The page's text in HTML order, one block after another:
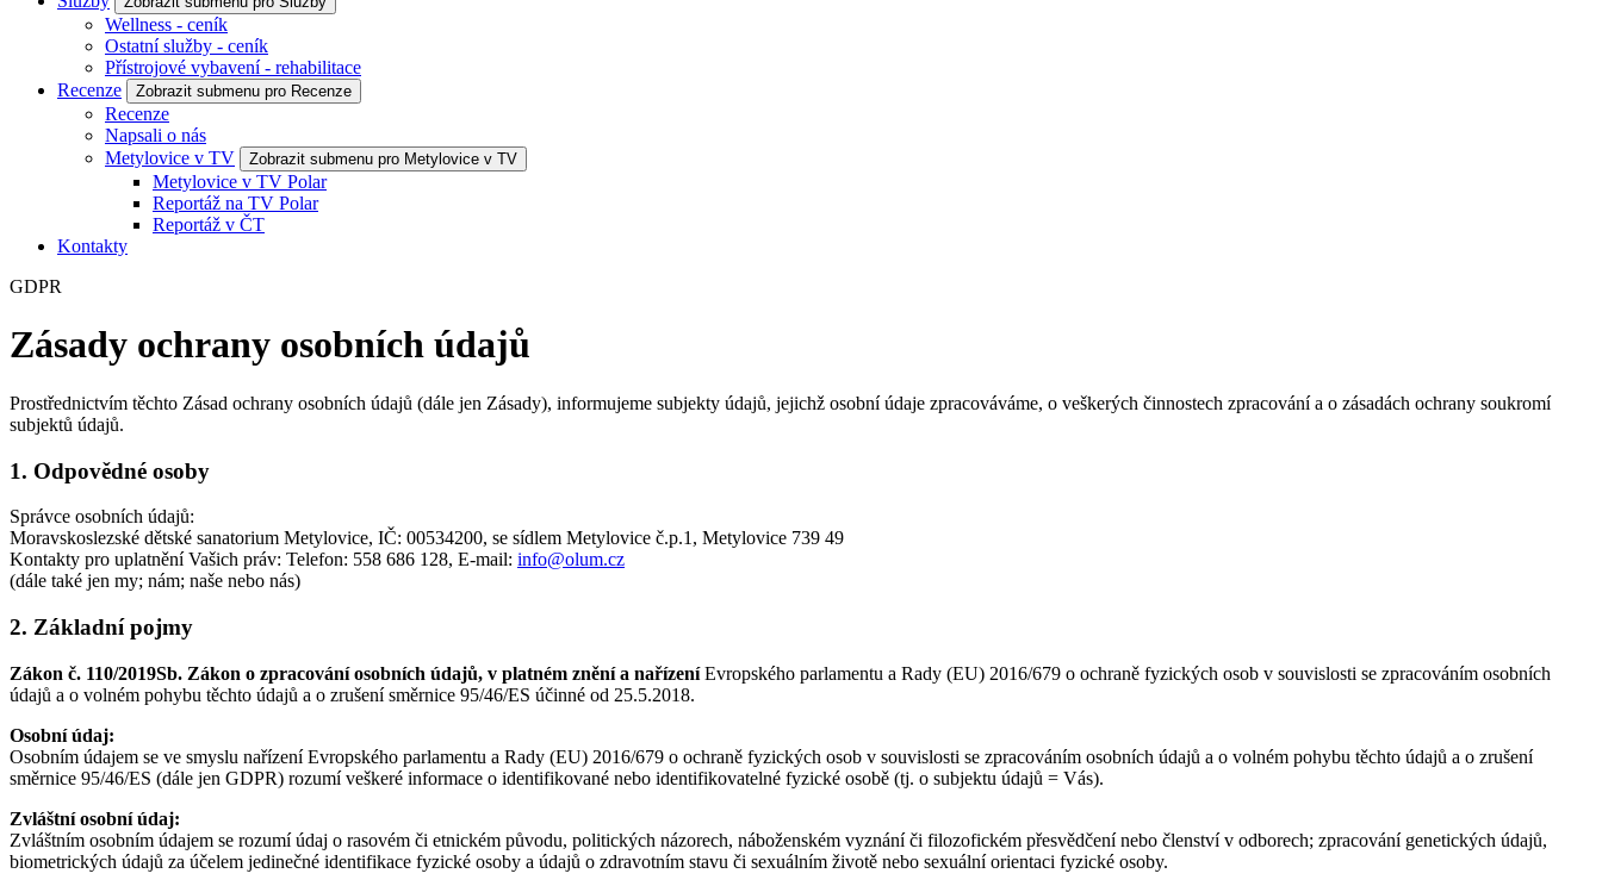
Wellness - ceník
Ostatní služby - ceník
Přístrojové vybavení - rehabilitace
Recenze
Zobrazit submenu pro Recenze
Recenze
Napsali o nás
Metylovice v TV
Zobrazit submenu pro Metylovice v TV
Metylovice v TV Polar
Reportáž na TV Polar
Reportáž v ČT
Kontakty
GDPR
Zásady ochrany osobních údajů
Prostřednictvím těchto Zásad ochrany osobních údajů (dále jen Zásady), informujeme subjekty údajů, jejichž osobní údaje zpracováváme, o veškerých činnostech zpracování a o zásadách ochrany soukromí
subjektů údajů.
1. Odpovědné osoby
Správce osobních údajů:
Moravskoslezské dětské sanatorium Metylovice, IČ: 00534200, se sídlem Metylovice č.p.1, Metylovice 739 49
Kontakty pro uplatnění Vašich práv: Telefon: 558 686 128, E-mail: info@olum.cz
(dále také jen my; nám; naše nebo nás)
2. Základní pojmy
Zákon č. 110/2019Sb. Zákon o zpracování osobních údajů, v platném zněnía nařízeníEvropského parlamentu a Rady (EU) 2016/679 o ochraně fyzických osob v souvislosti se zpracováním osobních
údajů a o volném pohybu těchto údajů a o zrušení směrnice 95/46/ES účinné od 25.5.2018.
Osobní údaj:
Osobním údajem se ve smyslu nařízení Evropského parlamentu a Rady (EU) 2016/679 o ochraně fyzických osob v souvislosti se zpracováním osobních údajů a o volném pohybu těchto údajů a o zrušení
směrnice 95/46/ES (dále jen GDPR) rozumí veškeré informace o identifikované nebo identifikovatelné fyzické osobě (tj. o subjektu údajů = Vás).
Zvláštní osobní údaj:
Zvláštním osobním údajem se rozumí údaj o rasovém či etnickém původu, politických názorech, náboženském vyznání či filozofickém přesvědčení nebo členství v odborech; zpracování genetických údajů,
biometrických údajů za účelem jedinečné identifikace fyzické osoby a údajů o zdravotním stavu či sexuálním životě nebo sexuální orientaci fyzické osoby.